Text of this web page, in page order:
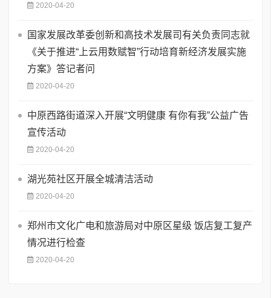
2020-04-20
国家发展改革委创新和高技术发展司有关负责同志就
《关于推进“上云用数赋智”行动培育新经济发展实施
方案》答记者问
2020-04-20
中原西路街道深入开展“文明健康 有你有我”公益广告
宣传活动
2020-04-20
湖光苑社区开展全城清洁活动
2020-04-20
郑州市文化广电和旅游局对中原区星级 饭店复工复产
情况进行检查
2020-04-20